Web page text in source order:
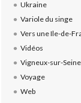
Ukraine
Variole du singe
Vers une Ile-de-
Vidéos
Vigneux-sur-Seine
Voyage
Web